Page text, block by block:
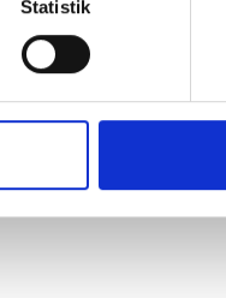
Statistik